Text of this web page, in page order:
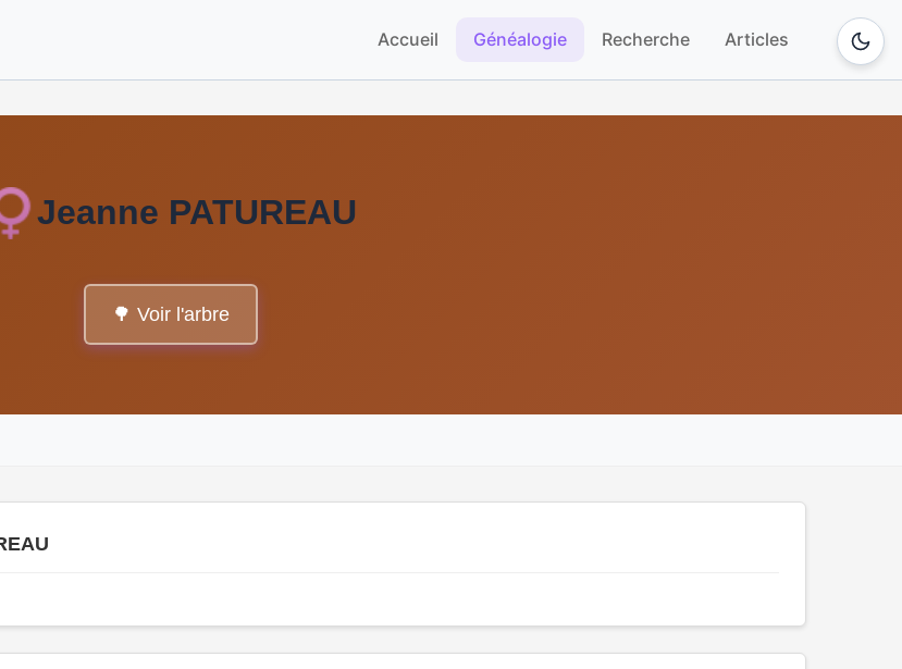
Accueil Généalogie Recherche Articles
Jeanne PATUREAU
🌳 Voir l'arbre